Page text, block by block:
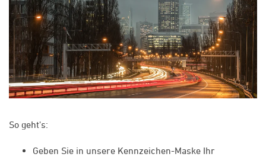
So geht's:
Geben Sie in unsere Kennzeichen-Maske Ihr